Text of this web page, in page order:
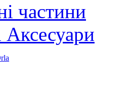
частини